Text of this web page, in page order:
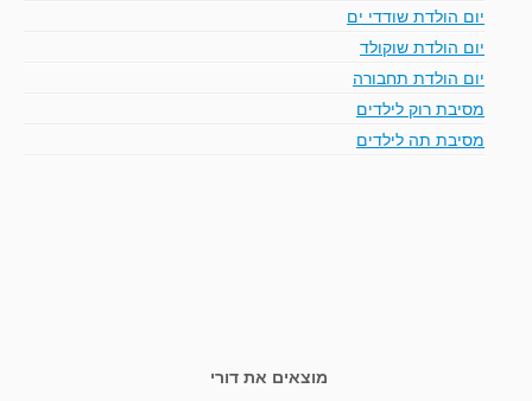
יום הולדת שודדי ים
יום הולדת שוקולד
יום הולדת תחבורה
מסיבת רוק לילדים
מסיבת תה לילדים
מוצאים את דורי